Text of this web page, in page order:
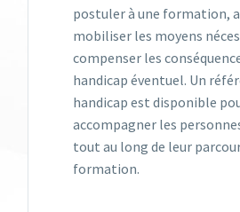
postuler à une formation,
mobiliser les moyens
compenser les
handicap éventuel. Un
handicap est disponible
accompagner les
tout au long de leur
formation.